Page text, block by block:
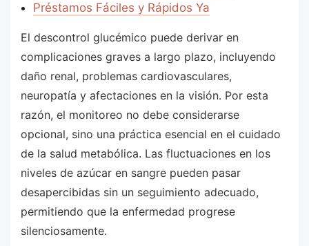
Préstamos Fáciles y Rápidos Ya
El descontrol glucémico puede derivar en
complicaciones graves a largo plazo, incluyendo
daño renal, problemas cardiovasculares,
neuropatía y afectaciones en la visión. Por esta
razón, el monitoreo no debe considerarse
opcional, sino una práctica esencial en el cuidado
de la salud metabólica. Las fluctuaciones en los
niveles de azúcar en sangre pueden pasar
desapercibidas sin un seguimiento adecuado,
permitiendo que la enfermedad progrese
silenciosamente.